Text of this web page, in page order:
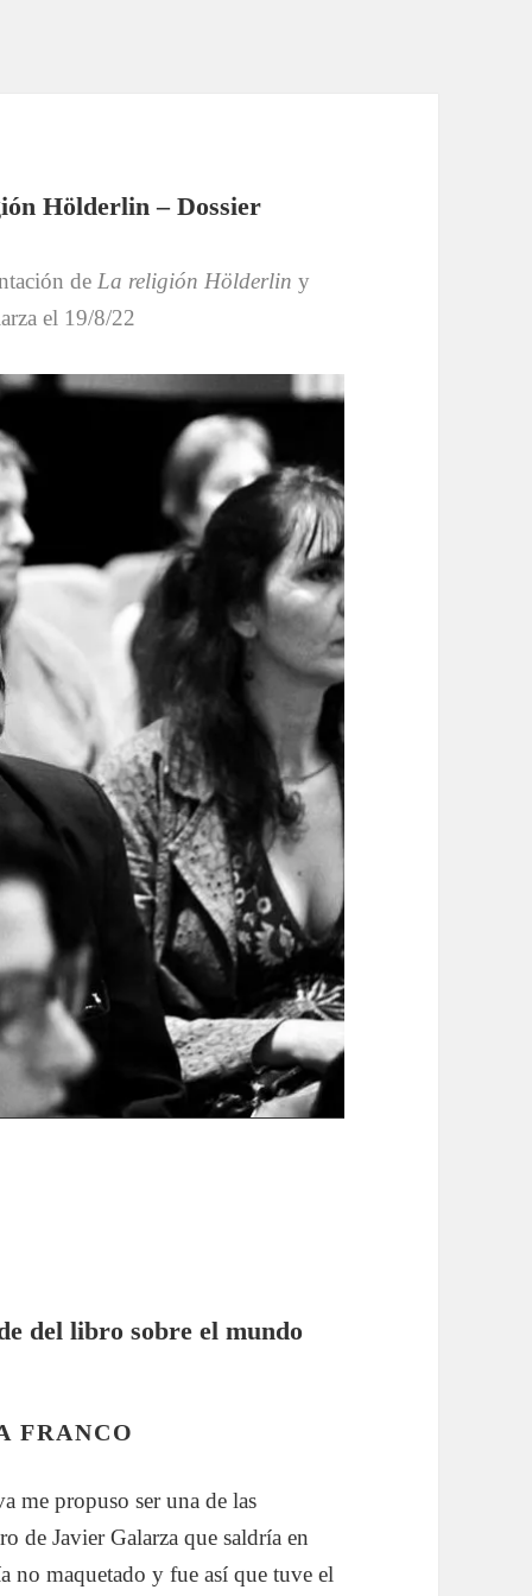
Hölderlin – Dossier
de La religión Hölderlin y
el 19/8/22
del libro sobre el mundo
FRANCO
me propuso ser una de las
de Javier Galarza que saldría en
no maquetado y fue así que tuve el